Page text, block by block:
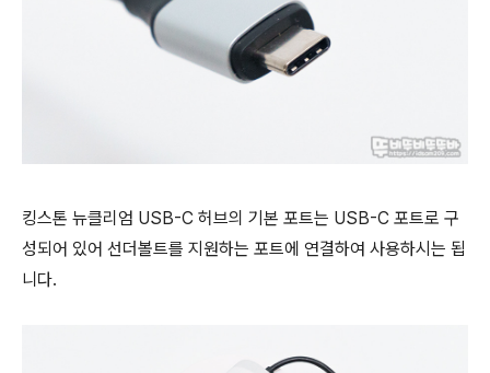
킹스톤 뉴클리엄 USB-C 허브의 기본 포트는 USB-C 포트로 구
성되어 있어 선더볼트를 지원하는 포트에 연결하여 사용하시는 됩
니다.